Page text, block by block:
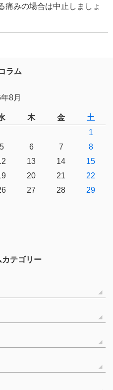
痛みの場合は中止しましょ
ラム
8月
木 金 土
1
5 6 7
8
13 14
15
20 21
22
27 28
29
テゴリー